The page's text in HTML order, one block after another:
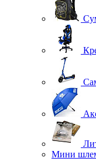
Мини